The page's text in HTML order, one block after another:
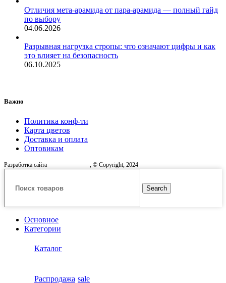
Отличия мета-арамида от пара-арамида — полный гайд
по выбору
04.06.2026
Разрывная нагрузка стропы: что означают цифры и как
это влияет на безопасность
06.10.2025
Важно
Политика конф-ти
Карта цветов
Доставка и оплата
Оптовикам
Разработка сайта , © Copyright, 2024
Search
Основное
Категории
Каталог
Распродажа sale